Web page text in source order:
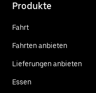
Produkte
Fahrt
Fahrten anbieten
Lieferungen anbieten
Essen